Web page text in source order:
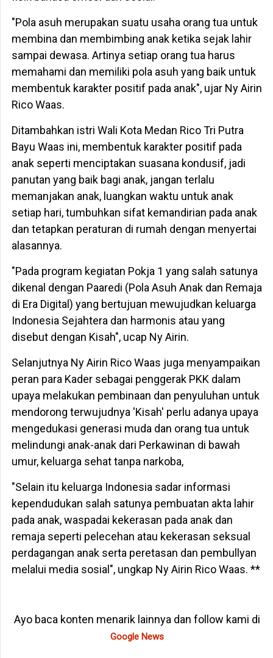
"Pola asuh merupakan suatu usaha orang tua untuk
membina dan membimbing anak ketika sejak lahir
sampai dewasa. Artinya setiap orang tua harus
memahami dan memiliki pola asuh yang baik untuk
membentuk karakter positif pada anak", ujar Ny Airin
Rico Waas.
Ditambahkan istri Wali Kota Medan Rico Tri Putra
Bayu Waas ini, membentuk karakter positif pada
anak seperti menciptakan suasana kondusif, jadi
panutan yang baik bagi anak, jangan terlalu
memanjakan anak, luangkan waktu untuk anak
setiap hari, tumbuhkan sifat kemandirian pada anak
dan tetapkan peraturan di rumah dengan menyertai
alasannya.
"Pada program kegiatan Pokja 1 yang salah satunya
dikenal dengan Paaredi (Pola Asuh Anak dan Remaja
di Era Digital) yang bertujuan mewujudkan keluarga
Indonesia Sejahtera dan harmonis atau yang
disebut dengan Kisah", ucap Ny Airin.
Selanjutnya Ny Airin Rico Waas juga menyampaikan
peran para Kader sebagai penggerak PKK dalam
upaya melakukan pembinaan dan penyuluhan untuk
mendorong terwujudnya 'Kisah' perlu adanya upaya
mengedukasi generasi muda dan orang tua untuk
melindungi anak-anak dari Perkawinan di bawah
umur, keluarga sehat tanpa narkoba,
"Selain itu keluarga Indonesia sadar informasi
kependudukan salah satunya pembuatan akta lahir
pada anak, waspadai kekerasan pada anak dan
remaja seperti pelecehan atau kekerasan seksual
perdagangan anak serta peretasan dan pembullyan
melalui media sosial", ungkap Ny Airin Rico Waas. **
Ayo baca konten menarik lainnya dan follow kami di
Google News